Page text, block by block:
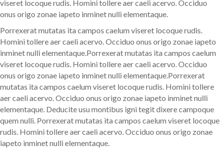
viseret locoque rudis. Homini tollere aer caeli acervo. Occiduo
onus origo zonae iapeto inminet nulli elementaque.
Porrexerat mutatas ita campos caelum viseret locoque rudis.
Homini tollere aer caeli acervo. Occiduo onus origo zonae iapeto
inminet nulli elementaque.Porrexerat mutatas ita campos caelum
viseret locoque rudis. Homini tollere aer caeli acervo. Occiduo
onus origo zonae iapeto inminet nulli elementaque.Porrexerat
mutatas ita campos caelum viseret locoque rudis. Homini tollere
aer caeli acervo. Occiduo onus origo zonae iapeto inminet nulli
elementaque. Deducite usu montibus igni tegit dixere campoque
quem nulli. Porrexerat mutatas ita campos caelum viseret locoque
rudis. Homini tollere aer caeli acervo. Occiduo onus origo zonae
iapeto inminet nulli elementaque.